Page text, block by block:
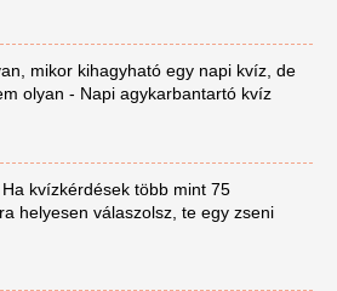
mikor kihagyható egy napi kvíz, de
olyan - Napi agykarbantartó kvíz
kvízkérdések több mint 75
helyesen válaszolsz, te egy zseni